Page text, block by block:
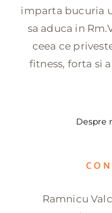
imparta bucuria
sa aduca in
ceea ce
fitness, forta si
Despre
Ramnicu